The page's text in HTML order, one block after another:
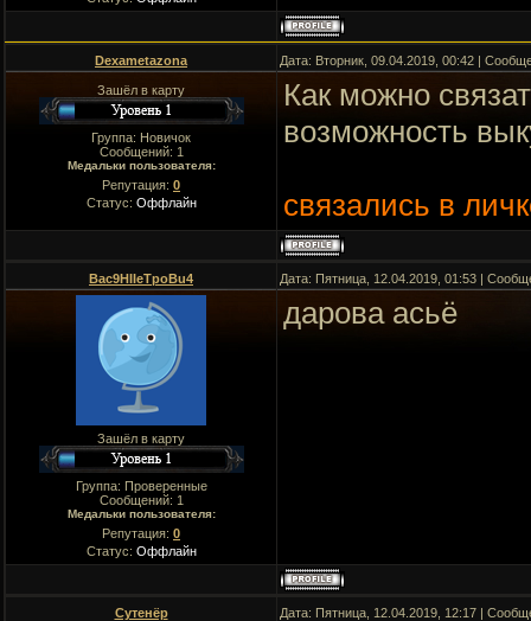
Dexametazona Дата: Вторник, 09.04.2019, 00:42 |
Зашёл в карту
Группа: Новичок
Сообщений: 1
Медальки пользователя:
Репутация: 0
Статус: Оффлайн
Как можно
возможность
связались в
Bac9HIIeTpoBu4 Дата: Пятница, 12.04.2019, 01:53 |
Зашёл в карту
Группа: Проверенные
Сообщений: 1
Медальки пользователя:
Репутация: 0
Статус: Оффлайн
дарова асьё
Сутенёр Дата: Пятница, 12.04.2019, 12:17 |